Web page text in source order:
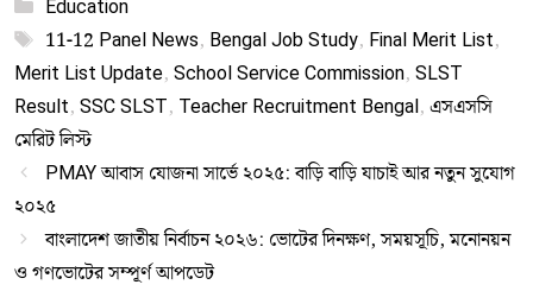
Education
Tags
11-12 Panel News, Bengal Job Study, Final Merit List,
Merit List Update, School Service Commission, SLST
Result, SSC SLST, Teacher Recruitment Bengal, এসএসসি
মেরিট লিস্ট
PMAY আবাস যোজনা সার্ভে ২০২৫: বাড়ি বাড়ি যাচাই আর নতুন সুযোগ
২০২৫
বাংলাদেশ জাতীয় নির্বাচন ২০২৬: ভোটের দিনক্ষণ, সময়সূচি, মনোনয়ন
ও গণভোটের সম্পূর্ণ আপডেট